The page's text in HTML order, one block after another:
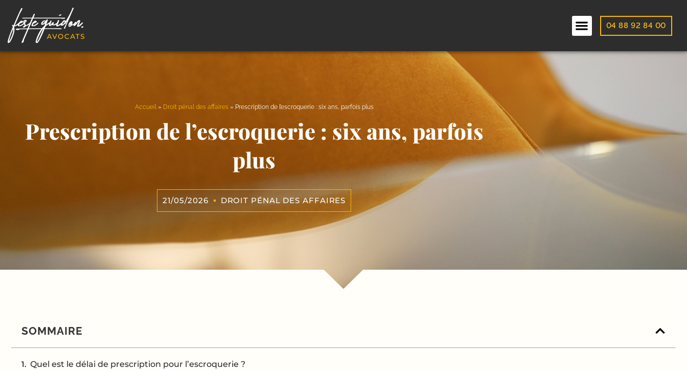
04 88 92 84 00
Accueil» Droit pénal des affaires» Prescription de l’escroquerie : six ans, parfois plus
Prescription de l’escroquerie : six ans, parfois
plus
21/05/2026 DROIT PÉNAL DES AFFAIRES
SOMMAIRE
Quel est le délai de prescription pour l’escroquerie ?